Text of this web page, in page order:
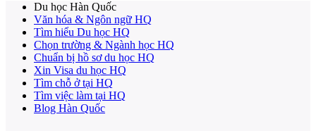
Du học Hàn Quốc
Văn hóa & Ngôn ngữ HQ
Tìm hiểu Du học HQ
Chọn trường & Ngành học HQ
Chuẩn bị hồ sơ du học HQ
Xin Visa du học HQ
Tìm chỗ ở tại HQ
Tìm việc làm tại HQ
Blog Hàn Quốc